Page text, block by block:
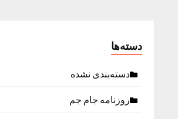
دسته‌ها
دسته‌بندی نشده
روزنامه جام جم